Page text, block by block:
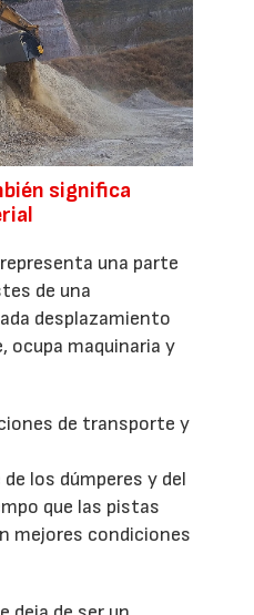
significa
una parte
de una
desplazamiento
ocupa maquinaria y
de transporte y
los dúmperes y del
que las pistas
mejores condiciones